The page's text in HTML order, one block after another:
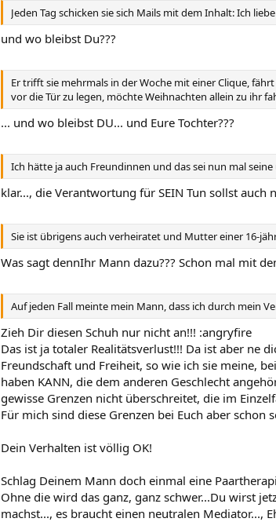
Jeden Tag schicken sie sich Mails mit dem Inhalt: Ich
und wo bleibst Du???
Er trifft sie mehrmals in der Woche mit einer Clique,
vor die Tür zu legen, möchte Weihnachten allein zu ihr
... und wo bleibst DU... und Eure Tochter???
Ich hätte ja auch Freundinnen und das sei nun mal
klar..., die Verantwortung für SEIN Tun sollst auch
Sie ist übrigens auch verheiratet und Mutter einer 16-
Was sagt dennIhr Mann dazu??? Schon mal mit
Auf jeden Fall meinte mein Mann, dass ich durch mein
Zieh Dir diesen Schuh nur nicht an!!! :angryfire
Das ist ja totaler Realitätsverlust!!! Da ist aber ne
Freundschaft und Freiheit, so wie ich sie meine,
haben KANN, die dem anderen Geschlecht
gewisse Grenzen nicht überschreitet, die im
Für mich sind diese Grenzen bei Euch aber schon
Dein Verhalten ist völlig OK!
Schlag Deinem Mann doch einmal eine
Ohne die wird das ganz, ganz schwer...Du wirst
machst..., es braucht einen neutralen Mediator...,